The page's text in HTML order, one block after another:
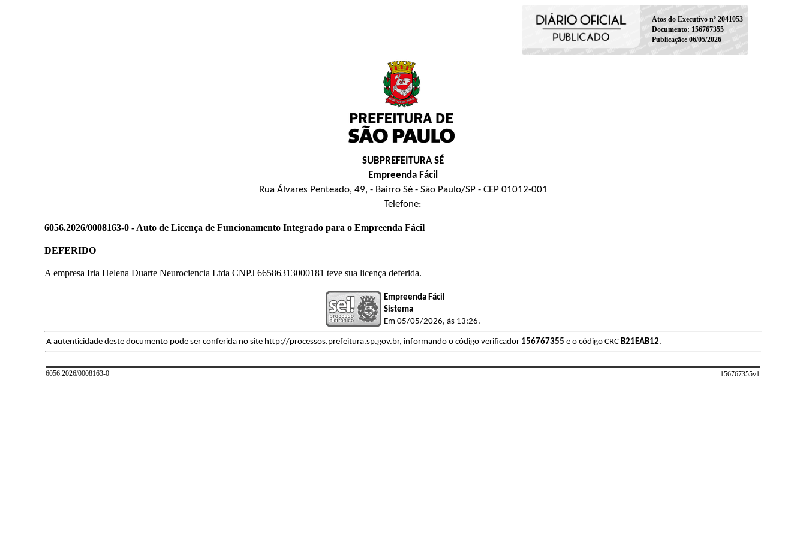
Atos do Executivo nº 2041053
Documento: 156767355
Publicação: 06/05/2026
SUBPREFEITURA SÉ
Empreenda Fácil
Rua Álvares Penteado, 49, - Bairro Sé - São Paulo/SP - CEP 01012-001
Telefone:
6056.2026/0008163-0 - Auto de Licença de Funcionamento Integrado para o Empreenda Fácil
DEFERIDO
A empresa Iria Helena Duarte Neurociencia Ltda CNPJ 66586313000181 teve sua licença deferida.
Empreenda Fácil
Sistema
Em 05/05/2026, às 13:26.
A autenticidade deste documento pode ser conferida no site http://processos.prefeitura.sp.gov.br, informando o código verificador 156767355 e o código CRC B21EAB12.
6056.2026/0008163-0 156767355v1